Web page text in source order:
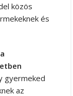
közös
és
gyermeked
az